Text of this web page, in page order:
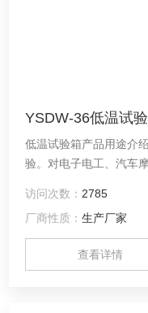
YSDW-36低温试
低温试验箱产品用途介
验。对电子电工、汽车
况下，检验其各项性能
其性能指标均达到国家标
访问次数： 2785
厂商性质：生产厂家
查看详情